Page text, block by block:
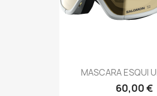
MASCARA ESQUI
60,00 €